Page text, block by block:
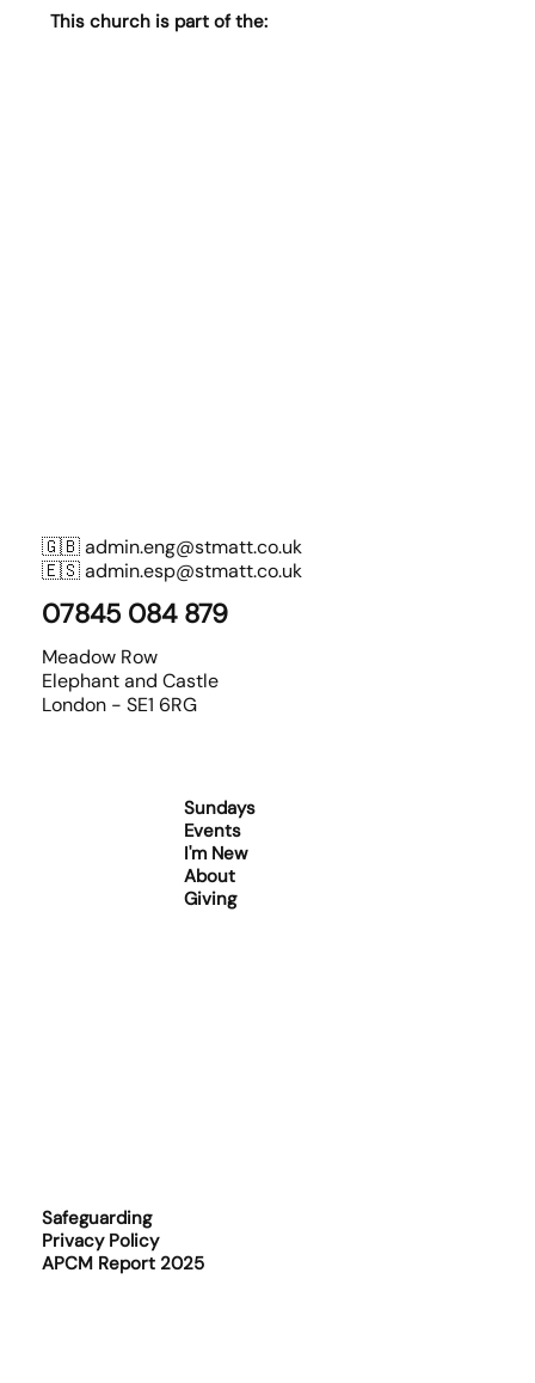
This church is part of the:
🇬🇧admin.eng@stmatt.co.uk
🇪🇸admin.esp@stmatt.co.uk
07845 084 879
Meadow Row
Elephant and Castle
London - SE1 6RG
Sundays
Events
I'm New
About
Giving
Safeguarding
Privacy Policy
APCM Report 2025